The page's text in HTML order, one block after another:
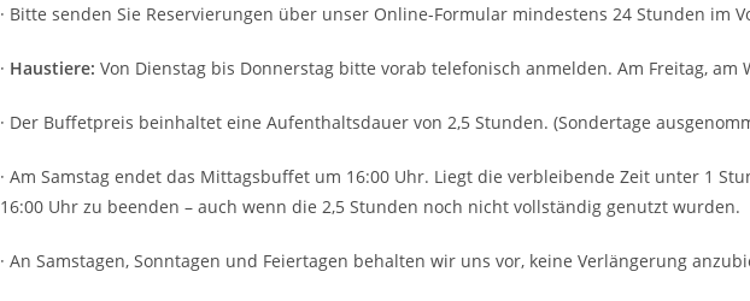
· Bitte senden Sie Reservierungen über unser Online-Formular mindestens 24 Stunden im
· Haustiere: Von Dienstag bis Donnerstag bitte vorab telefonisch anmelden. Am Freitag,
· Der Buffetpreis beinhaltet eine Aufenthaltsdauer von 2,5 Stunden. (Sondertage
· Am Samstag endet das Mittagsbuffet um 16:00 Uhr. Liegt die verbleibende Zeit unter 1
16:00 Uhr zu beenden – auch wenn die 2,5 Stunden noch nicht vollständig genutzt wurden.
· An Samstagen, Sonntagen und Feiertagen behalten wir uns vor, keine Verlängerung